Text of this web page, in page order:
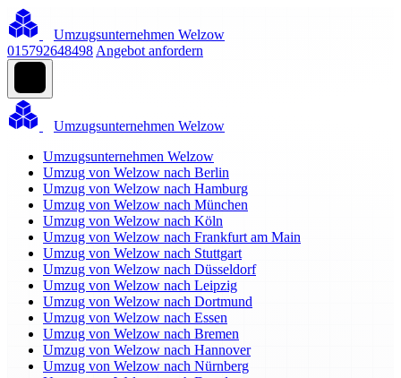
Umzugsunternehmen Welzow
015792648498 Angebot anfordern
Umzugsunternehmen Welzow
Umzugsunternehmen Welzow
Umzug von Welzow nach Berlin
Umzug von Welzow nach Hamburg
Umzug von Welzow nach München
Umzug von Welzow nach Köln
Umzug von Welzow nach Frankfurt am Main
Umzug von Welzow nach Stuttgart
Umzug von Welzow nach Düsseldorf
Umzug von Welzow nach Leipzig
Umzug von Welzow nach Dortmund
Umzug von Welzow nach Essen
Umzug von Welzow nach Bremen
Umzug von Welzow nach Hannover
Umzug von Welzow nach Nürnberg